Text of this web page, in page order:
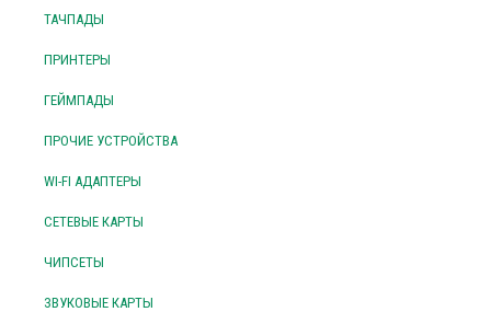
ТАЧПАДЫ
ПРИНТЕРЫ
ГЕЙМПАДЫ
ПРОЧИЕ УСТРОЙСТВА
WI-FI АДАПТЕРЫ
СЕТЕВЫЕ КАРТЫ
ЧИПСЕТЫ
ЗВУКОВЫЕ КАРТЫ